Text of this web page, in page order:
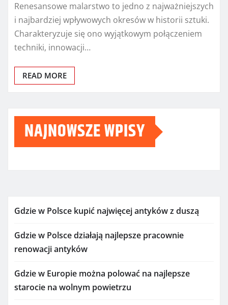
Renesansowe malarstwo to jedno z najważniejszych
i najbardziej wpływowych okresów w historii sztuki.
Charakteryzuje się ono wyjątkowym połączeniem
techniki, innowacji…
READ MORE
NAJNOWSZE WPISY
Gdzie w Polsce kupić najwięcej antyków z duszą
Gdzie w Polsce działają najlepsze pracownie
renowacji antyków
Gdzie w Europie można polować na najlepsze
starocie na wolnym powietrzu